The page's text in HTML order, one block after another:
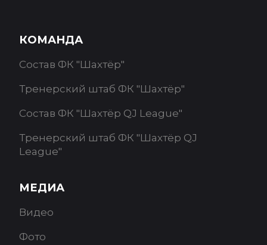
КОМАНДА
Состав ФК "Шахтёр"
Тренерский штаб ФК "Шахтёр"
Состав ФК "Шахтёр QJ League"
Тренерский штаб ФК "Шахтёр QJ
League"
МЕДИА
Видео
Фото